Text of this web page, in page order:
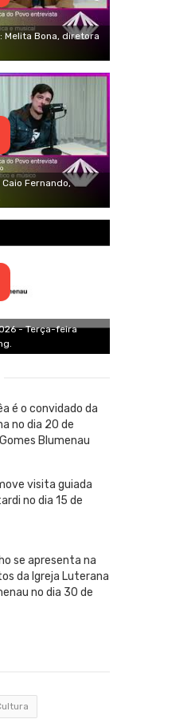
Melita Bona, diretora
Fernando,
- Terça-feira
é o convidado da
no dia 20 de
Blumenau
visita guiada
no dia 15 de
se apresenta na
da Igreja Luterana
no dia 30 de